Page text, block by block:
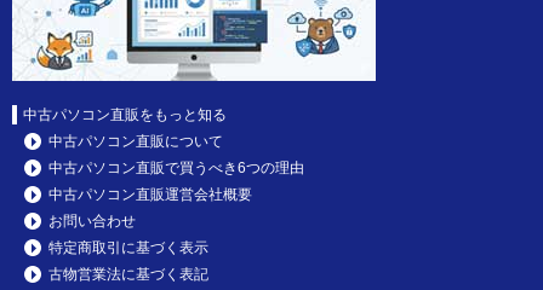
中古パソコン直販をもっと知る
中古パソコン直販について
中古パソコン直販で買うべき6つの理由
中古パソコン直販運営会社概要
お問い合わせ
特定商取引に基づく表示
古物営業法に基づく表記